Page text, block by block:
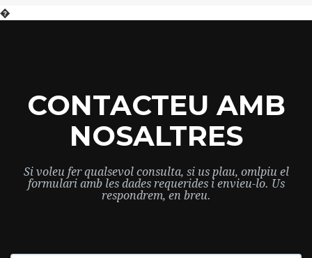
�
CONTACTEU AMB
NOSALTRES
Si voleu fer qualsevol consulta, si us plau, omlpiu el
formulari amb les dades requerides i envieu-lo. Us
respondrem, en breu.